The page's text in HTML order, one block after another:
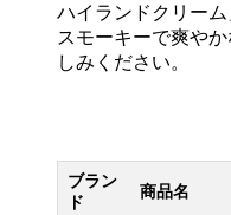
ハイランドクリーム
スモーキーで爽や
しみください。
ブラン
ド
商品名